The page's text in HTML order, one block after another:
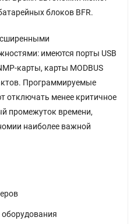
блоков BFR.
имеются порты USB
карты, карты MODBUS
Программируемые
отключать менее критичное
промежуток времени,
наиболее важной